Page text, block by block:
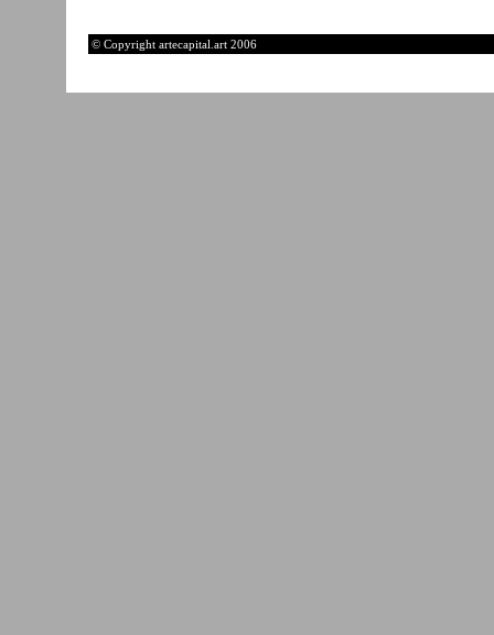
© Copyright artecapital.art 2006